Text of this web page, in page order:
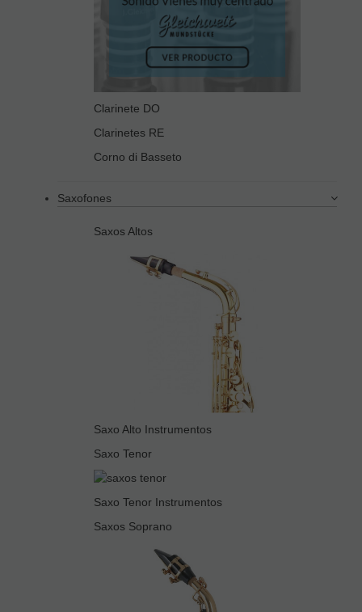
Clarinete DO
Clarinetes RE
Corno di Basseto
Saxofones
Saxos Altos
Saxo Alto Instrumentos
Saxo Tenor
Saxo Tenor Instrumentos
Saxos Soprano